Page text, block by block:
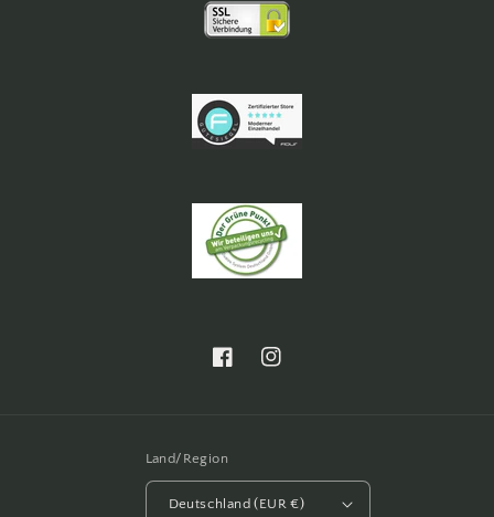
FacebookInstagram
Land/Region
Deutschland (EUR €)